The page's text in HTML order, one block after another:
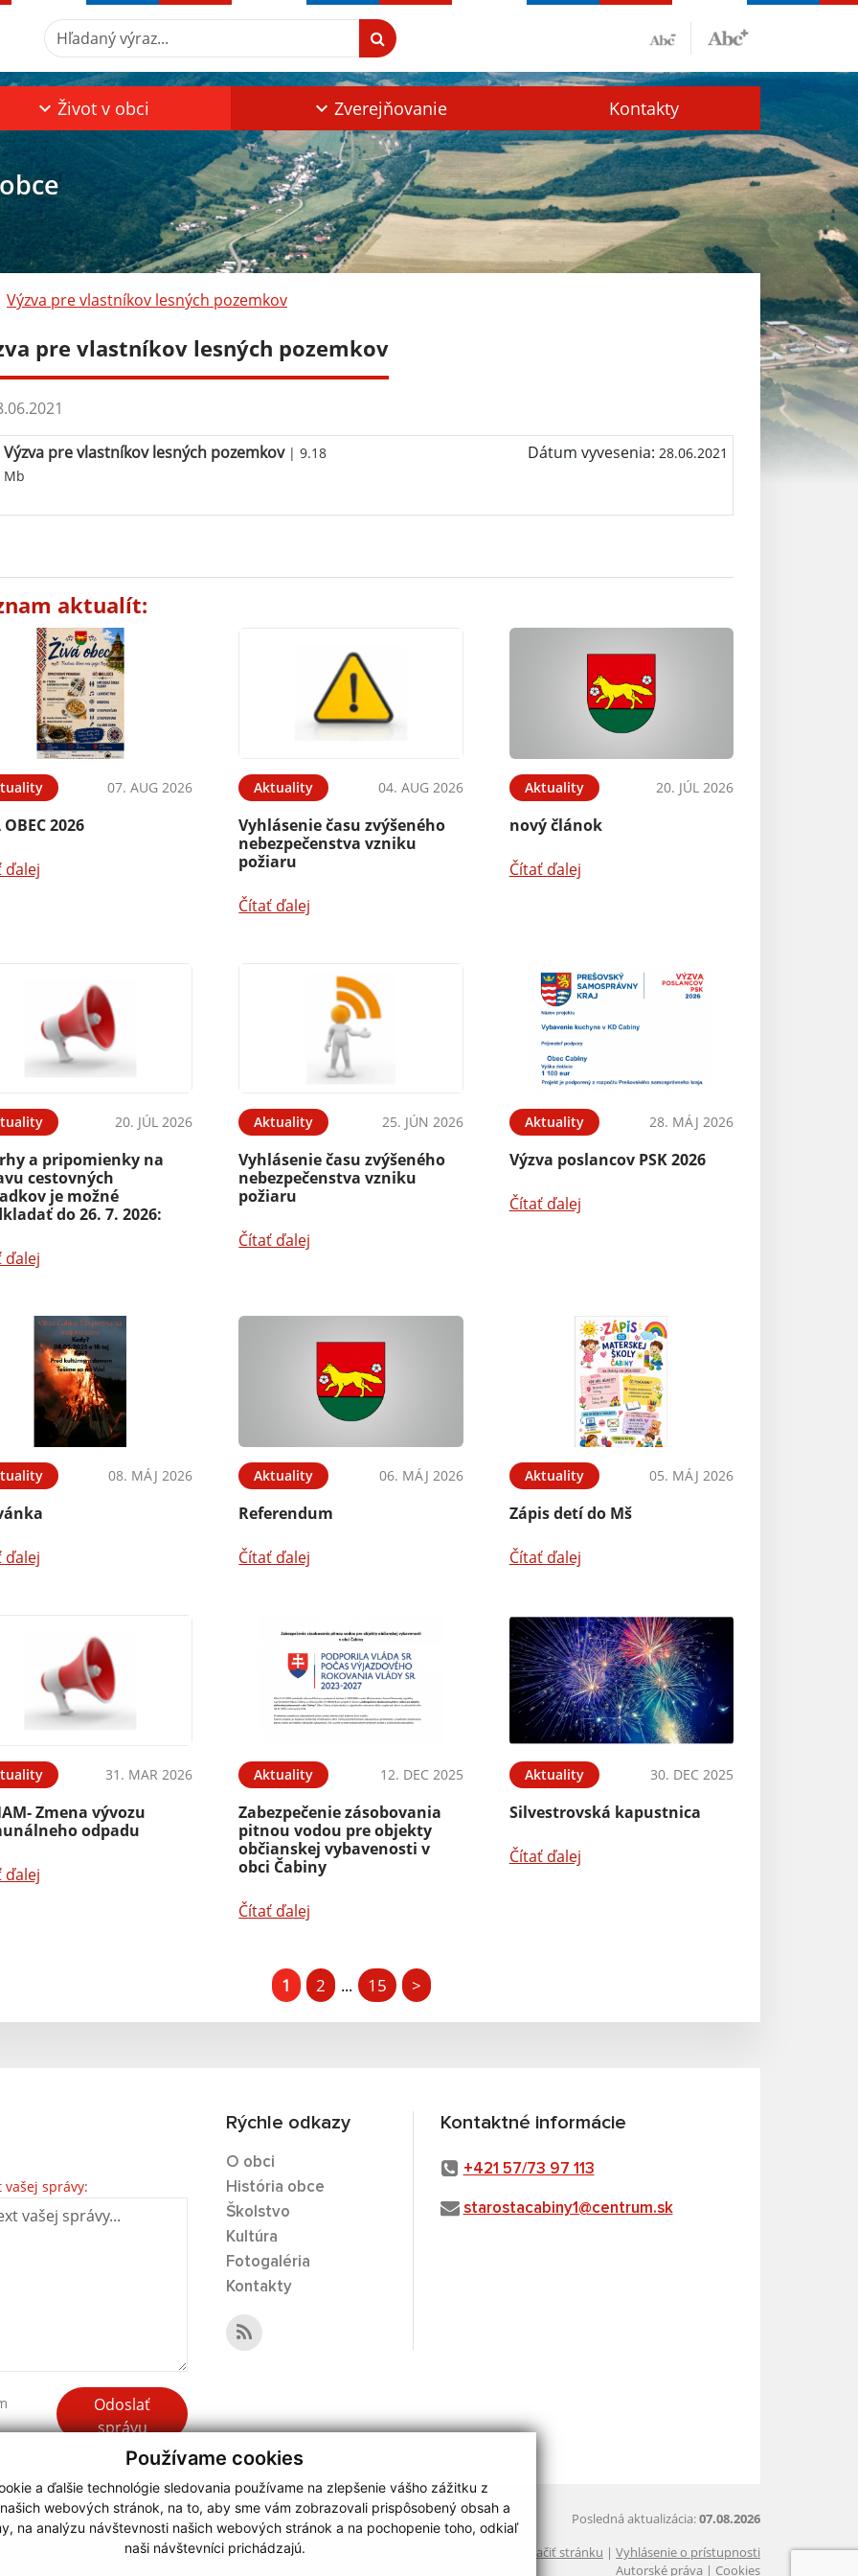
Používame cookies
a ďalšie technológie sledovania používame na zlepšenie vášho zážitku z
webových stránok, na to, aby sme vám zobrazovali prispôsobený obsah a
na analýzu návštevnosti našich webových stránok a na pochopenie toho, odkiaľ
naši návštevníci prichádzajú.
Hľadaný výraz...
Život v obci Zverejňovanie Kontakty
Výzva pre vlastníkov lesných pozemkov
pre vlastníkov lesných pozemkov
Výzva pre vlastníkov lesných pozemkov| 9.18
Mb
Dátum vyvesenia: 28.06.2021
aktualít:
07. AUG 2026
OBEC 2026
ďalej
Aktuality 04. AUG 2026
Vyhlásenie času zvýšeného
nebezpečenstva vzniku
požiaru
Čítať ďalej
Aktuality 20. JÚL 2026
nový článok
Čítať ďalej
20. JÚL 2026
a pripomienky na
cestovných
je možné
do 26. 7. 2026:
ďalej
Aktuality 25. JÚN 2026
Vyhlásenie času zvýšeného
nebezpečenstva vzniku
požiaru
Čítať ďalej
Aktuality 28. MÁJ 2026
Výzva poslancov PSK 2026
Čítať ďalej
08. MÁJ 2026
ďalej
Aktuality 06. MÁJ 2026
Referendum
Čítať ďalej
Aktuality 05. MÁJ 2026
Zápis detí do Mš
Čítať ďalej
31. MAR 2026
Zmena vývozu
odpadu
ďalej
Aktuality 12. DEC 2025
Zabezpečenie zásobovania
pitnou vodou pre objekty
občianskej vybavenosti v
obci Čabiny
Čítať ďalej
Aktuality 30. DEC 2025
Silvestrovská kapustnica
Čítať ďalej
1 2 ... 15 >
vašej správy:
Odoslať
správu
Rýchle odkazy
O obci
História obce
Školstvo
Kultúra
Fotogaléria
Kontakty
Kontaktné informácie
+421 57/73 97 113
starostacabiny1@centrum.sk
Posledná aktualizácia:07.08.2026
Vytlačiť stránku | Vyhlásenie o prístupnosti
Autorské práva | Cookies
webdesign|